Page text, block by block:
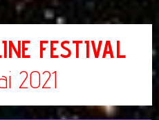
FESTIVAL
2021